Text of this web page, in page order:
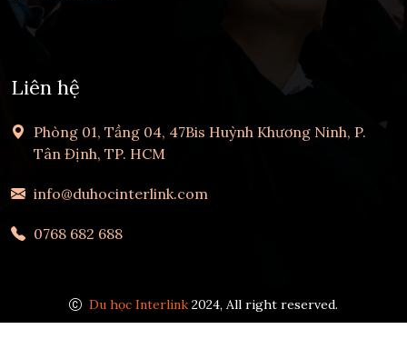
Liên hệ
Phòng 01, Tầng 04, 47Bis Huỳnh Khương Ninh, P.
Tân Định, TP. HCM
info@duhocinterlink.com
0768 682 688
Du học Interlink 2024, All right reserved.